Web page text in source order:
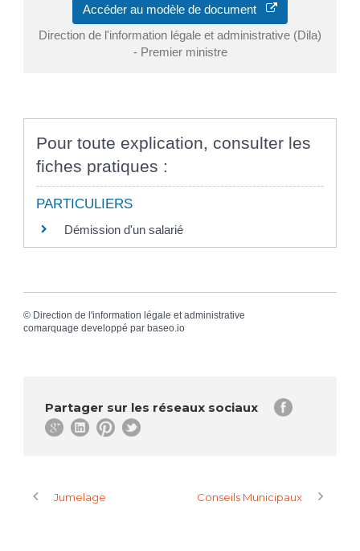
Accéder au modèle de document
Direction de l'information légale et administrative (Dila)
- Premier ministre
Pour toute explication, consulter les
fiches pratiques :
PARTICULIERS
Démission d'un salarié
© Direction de l'information légale et administrative
comarquage developpé par baseo.io
Partager sur les réseaux sociaux
Jumelage Conseils Municipaux